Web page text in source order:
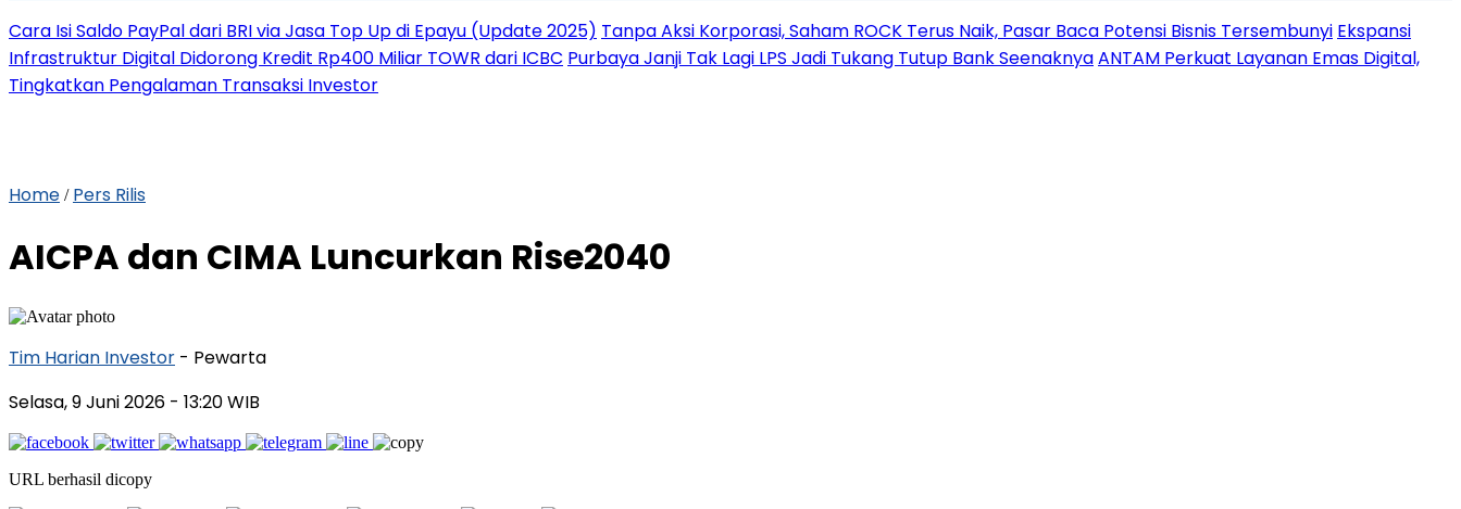
Cara Isi Saldo PayPal dari BRI via Jasa Top Up di Epayu (Update 2025) Tanpa Aksi Korporasi, Saham ROCK Terus Naik, Pasar Baca Potensi Bisnis Tersembunyi Ekspansi
Infrastruktur Digital Didorong Kredit Rp400 Miliar TOWR dari ICBC Purbaya Janji Tak Lagi LPS Jadi Tukang Tutup Bank SeenaknyaANTAM Perkuat Layanan Emas Digital,
Tingkatkan Pengalaman Transaksi Investor
Home / Pers Rilis
AICPA dan CIMA Luncurkan Rise2040
Tim Harian Investor - Pewarta
Selasa, 9 Juni 2026 - 13:20 WIB
URL berhasil dicopy